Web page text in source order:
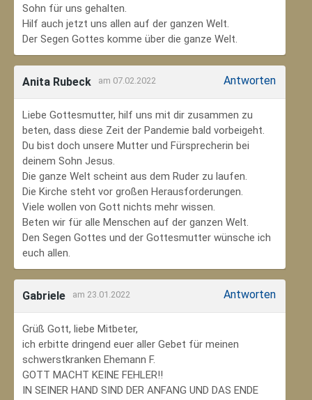
Sohn für uns gehalten.
Hilf auch jetzt uns allen auf der ganzen Welt.
Der Segen Gottes komme über die ganze Welt.
Anita Rubeck am 07.02.2022 Antworten
Liebe Gottesmutter, hilf uns mit dir zusammen zu
beten, dass diese Zeit der Pandemie bald vorbeigeht.
Du bist doch unsere Mutter und Fürsprecherin bei
deinem Sohn Jesus.
Die ganze Welt scheint aus dem Ruder zu laufen.
Die Kirche steht vor großen Herausforderungen.
Viele wollen von Gott nichts mehr wissen.
Beten wir für alle Menschen auf der ganzen Welt.
Den Segen Gottes und der Gottesmutter wünsche ich
euch allen.
Gabriele am 23.01.2022 Antworten
Grüß Gott, liebe Mitbeter,
ich erbitte dringend euer aller Gebet für meinen
schwerstkranken Ehemann F.
GOTT MACHT KEINE FEHLER!!
IN SEINER HAND SIND DER ANFANG UND DAS ENDE